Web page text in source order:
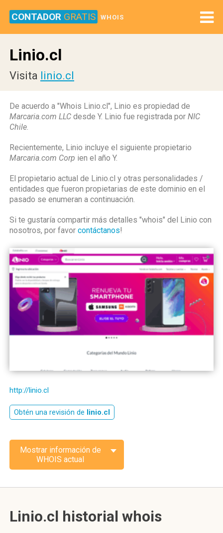
CONTADOR GRATIS WHOIS
Linio.cl
Visita linio.cl
De acuerdo a "Whois Linio.cl", Linio es propiedad de
Marcaria.com LLC desde Y. Linio fue registrada por NIC
Chile.
Recientemente, Linio incluye el siguiente propietario
Marcaria.com Corp ien el año Y.
El propietario actual de Linio.cl y otras personalidades /
entidades que fueron propietarias de este dominio en el
pasado se enumeran a continuación.
Si te gustaría compartir más detalles "whois" del Linio con
nosotros, por favor contáctanos!
http://linio.cl
Obtén una revisión de linio.cl
Mostrar información de
WHOIS actual
Linio.cl historial whois